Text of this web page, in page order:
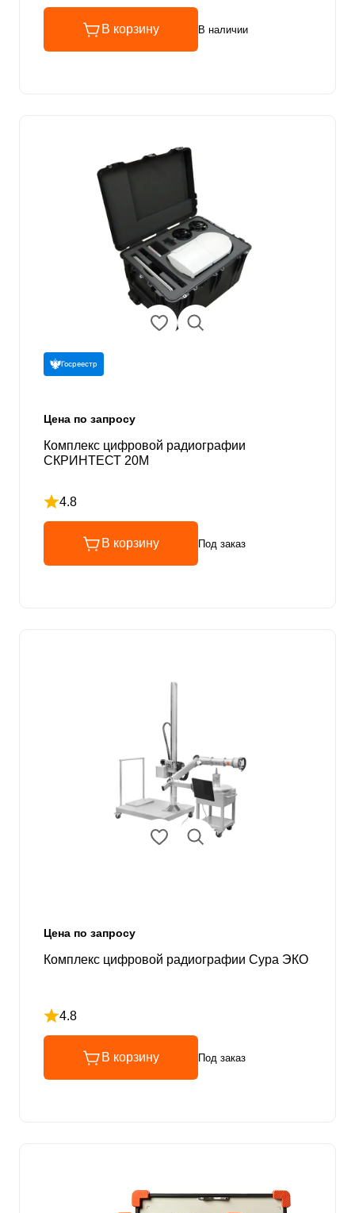
В корзину В наличии
Госреестр
Цена по запросу
Комплекс цифровой радиографии
СКРИНТЕСТ 20М
4.8
Рейтинг 4.8 из 5
В корзину Под заказ
Цена по запросу
Комплекс цифровой радиографии Сура ЭКО
4.8
Рейтинг 4.8 из 5
В корзину Под заказ